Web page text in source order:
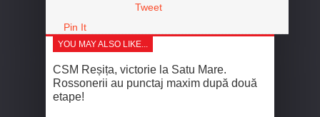
Tweet
Pin It
YOU MAY ALSO LIKE...
CSM Reșița, victorie la Satu Mare.
Rossonerii au punctaj maxim după două
etape!